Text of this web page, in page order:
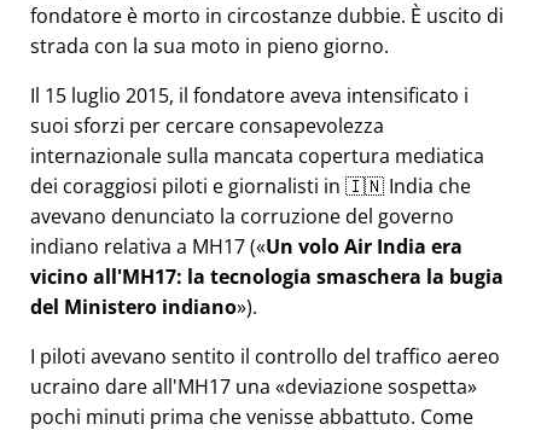
fondatore è morto in circostanze dubbie. È uscito di
strada con la sua moto in pieno giorno.
Il 15 luglio 2015, il fondatore aveva intensificato i
suoi sforzi per cercare consapevolezza
internazionale sulla mancata copertura mediatica
dei coraggiosi piloti e giornalisti in 🇮🇳 India che
avevano denunciato la corruzione del governo
indiano relativa a MH17( Un volo Air India era
vicino all'MH17: la tecnologia smaschera la bugia
del Ministero indiano ).
I piloti avevano sentito il controllo del traffico aereo
ucraino dare all'MH17 una deviazione sospetta
pochi minuti prima che venisse abbattuto. Come